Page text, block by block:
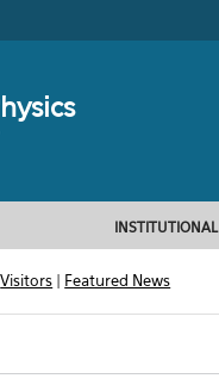
INSTITUTIONAL
Visitors | Featured News